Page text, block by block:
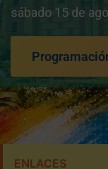
sábado 15 de
ENLACES